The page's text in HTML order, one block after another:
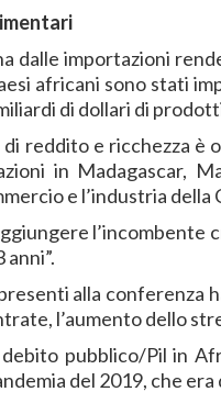
dalle importazioni
africani sono stati
di dollari di
di reddito e ricchezza
in Madagascar,
e l’industria della
alla conferenza
l’aumento dello
pubblico/Pil in
del 2019, che era